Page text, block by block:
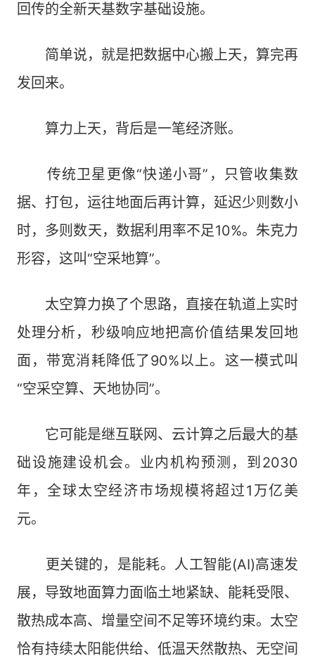
回传的全新天基数字基础设施。
简单说，就是把数据中心搬上天，算完再
发回来。
算力上天，背后是一笔经济账。
传统卫星更像“快递小哥”，只管收集数
据、打包，运往地面后再计算，延迟少则数小
时，多则数天，数据利用率不足10%。朱克力
形容，这叫“空采地算”。
太空算力换了个思路，直接在轨道上实时
处理分析，秒级响应地把高价值结果发回地
面，带宽消耗降低了90%以上。这一模式叫
“空采空算、天地协同”。
它可能是继互联网、云计算之后最大的基
础设施建设机会。业内机构预测，到2030
年，全球太空经济市场规模将超过1万亿美
元。
更关键的，是能耗。人工智能(AI)高速发
展，导致地面算力面临土地紧缺、能耗受限、
散热成本高、增量空间不足等环境约束。太空
恰有持续太阳能供给、低温天然散热、无空间